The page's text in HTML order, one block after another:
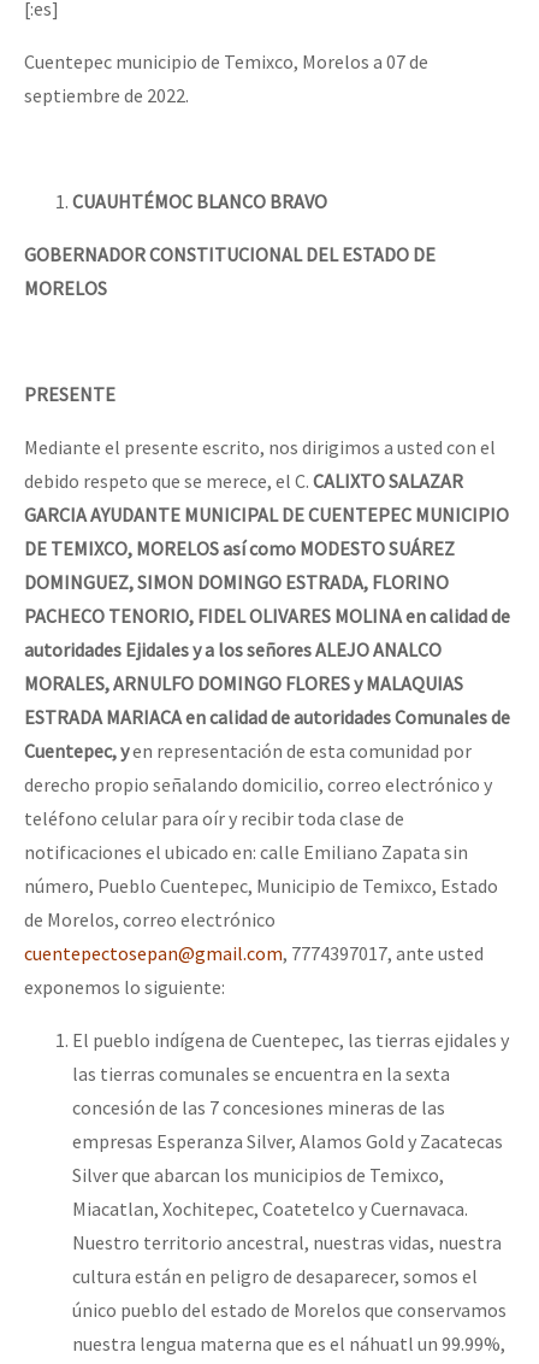
[:es]
Cuentepec municipio de Temixco, Morelos a 07 de
septiembre de 2022.
CUAUHTÉMOC BLANCO BRAVO
GOBERNADOR CONSTITUCIONAL DEL ESTADO DE
MORELOS
PRESENTE
Mediante el presente escrito, nos dirigimos a usted con el
debido respeto que se merece, el C. CALIXTO SALAZAR
GARCIA AYUDANTE MUNICIPAL DE CUENTEPEC MUNICIPIO
DE TEMIXCO, MORELOS así como MODESTO SUÁREZ
DOMINGUEZ, SIMON DOMINGO ESTRADA, FLORINO
PACHECO TENORIO, FIDEL OLIVARES MOLINA en calidad de
autoridades Ejidales y a los señores ALEJO ANALCO
MORALES, ARNULFO DOMINGO FLORES y MALAQUIAS
ESTRADA MARIACA en calidad de autoridades Comunales de
Cuentepec, yen representación de esta comunidad por
derecho propio señalando domicilio, correo electrónico y
teléfono celular para oír y recibir toda clase de
notificaciones el ubicado en: calle Emiliano Zapata sin
número, Pueblo Cuentepec, Municipio de Temixco, Estado
de Morelos, correo electrónico
cuentepectosepan@gmail.com, 7774397017, ante usted
exponemos lo siguiente:
El pueblo indígena de Cuentepec, las tierras ejidales y
las tierras comunales se encuentra en la sexta
concesión de las 7 concesiones mineras de las
empresas Esperanza Silver, Alamos Gold y Zacatecas
Silver que abarcan los municipios de Temixco,
Miacatlan, Xochitepec, Coatetelco y Cuernavaca.
Nuestro territorio ancestral, nuestras vidas, nuestra
cultura están en peligro de desaparecer, somos el
único pueblo del estado de Morelos que conservamos
nuestra lengua materna que es el náhuatl un 99.99%,